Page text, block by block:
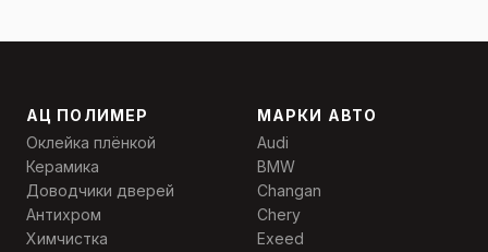
АЦ ПОЛИМЕР
Оклейка плёнкой
Керамика
Доводчики дверей
Антихром
Химчистка
МАРКИ АВТО
Audi
BMW
Changan
Chery
Exeed